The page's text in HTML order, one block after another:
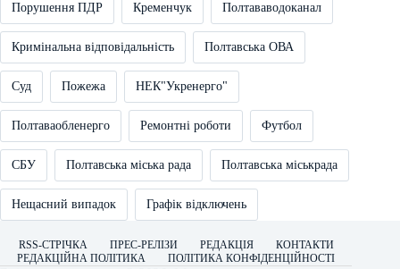
Порушення ПДР Кременчук Полтававодоканал
Кримінальна відповідальність Полтавська ОВА
Суд Пожежа НЕК"Укренерго"
Полтаваобленерго Ремонтні роботи Футбол
СБУ Полтавська міська рада Полтавська міськрада
Нещасний випадок Графік відключень
RSS-СТРІЧКА ПРЕС-РЕЛІЗИ РЕДАКЦІЯ
КОНТАКТИ
РЕДАКЦІЙНА ПОЛІТИКА
ПОЛІТИКА КОНФІДЕНЦІЙНОСТІ